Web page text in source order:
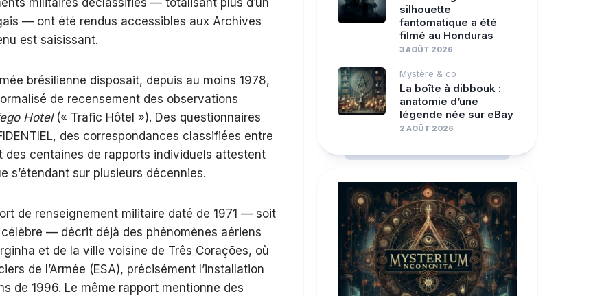
militaires déclassifiés — totalisant plus d’un
— ont été rendus accessibles aux Archives
est saisissant.
brésilienne disposait, depuis au moins 1978,
de recensement des observations
Hotel(« Trafic Hôtel »). Des questionnaires
des correspondances classifiées entre
des centaines de rapports individuels attestent
s’étendant sur plusieurs décennies.
de renseignement militaire daté de 1971 — soit
— décrit déjà des phénomènes aériens
et de la ville voisine de Três Corações, où
de l’Armée (ESA), précisément l’installation
de 1996. Le même rapport mentionne des
silhouette
fantomatique a été
filmé au Honduras
3 AOÛT 2026
Mystère & co
La boîte à dibbouk :
anatomie d’une
légende née sur eBay
2 AOÛT 2026